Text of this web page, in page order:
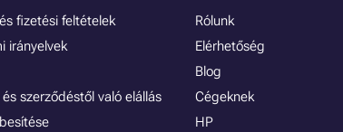
fizetési feltételek
irányelvek
szerződéstől való elállás
Rólunk
Elérhetőség
Blog
Cégeknek
HP